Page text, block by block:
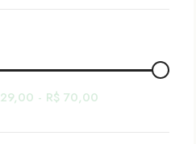
29,00 - R$ 70,00